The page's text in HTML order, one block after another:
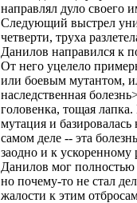
направлял дуло своего
Следующий выстрел
четверти, труха
Данилов направился к
От него уцелело
или боевым мутантом,
наследственная
головенка, тощая
мутация и
самом деле -- эта
заодно и к ускоренному
Данилов мог полностью
но почему-то не стал
жалости к этим